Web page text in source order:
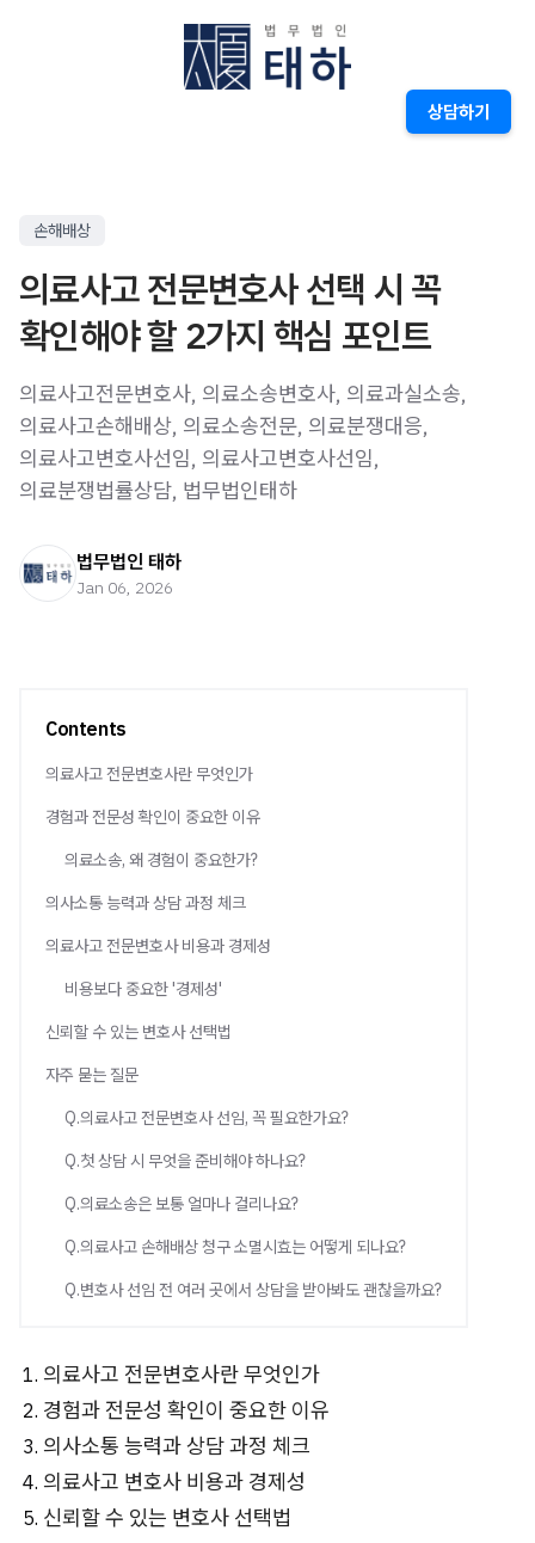
상담하기
손해배상
의료사고 전문변호사 선택 시 꼭
확인해야 할 2가지 핵심 포인트
의료사고전문변호사, 의료소송변호사, 의료과실소송,
의료사고손해배상, 의료소송전문, 의료분쟁대응,
의료사고변호사선임, 의료사고변호사선임,
의료분쟁법률상담, 법무법인태하
법무법인 태하
Jan 06, 2026
Contents
의료사고 전문변호사란 무엇인가
경험과 전문성 확인이 중요한 이유
의료소송, 왜 경험이 중요한가?
의사소통 능력과 상담 과정 체크
의료사고 전문변호사 비용과 경제성
비용보다 중요한 '경제성'
신뢰할 수 있는 변호사 선택법
자주 묻는 질문
Q.의료사고 전문변호사 선임, 꼭 필요한가요?
Q.첫 상담 시 무엇을 준비해야 하나요?
Q.의료소송은 보통 얼마나 걸리나요?
Q.의료사고 손해배상 청구 소멸시효는 어떻게 되나요?
Q.변호사 선임 전 여러 곳에서 상담을 받아봐도 괜찮을까요?
의료사고 전문변호사란 무엇인가
경험과 전문성 확인이 중요한 이유
의사소통 능력과 상담 과정 체크
의료사고 변호사 비용과 경제성
신뢰할 수 있는 변호사 선택법